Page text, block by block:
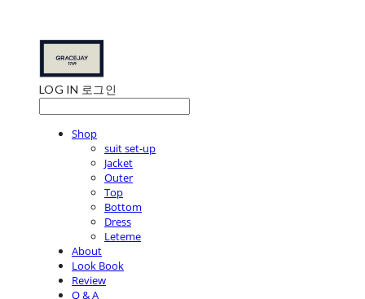
LOG IN 로그인
Shop
suit set-up
Jacket
Outer
Top
Bottom
Dress
Leteme
About
Look Book
Review
Q & A